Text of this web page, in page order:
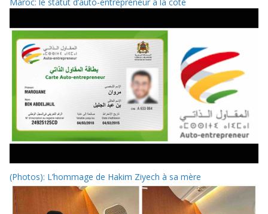
(Photos): L’hommage de Hakim Ziyech à sa mère